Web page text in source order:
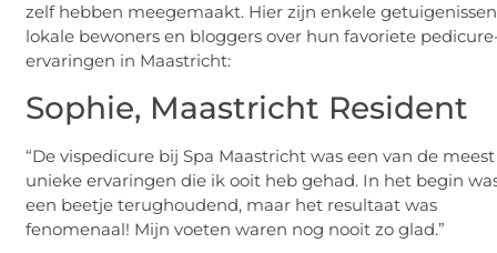
zelf hebben meegemaakt. Hier zijn enkele
lokale bewoners en bloggers over hun favoriete
ervaringen in Maastricht:
Sophie, Maastricht Resident
“De vispedicure bij Spa Maastricht was een van de meest
unieke ervaringen die ik ooit heb gehad. In het begin
een beetje terughoudend, maar het resultaat was
fenomenaal! Mijn voeten waren nog nooit zo glad.”